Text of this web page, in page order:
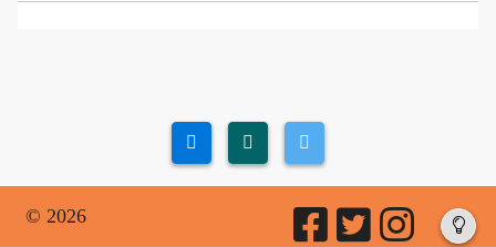
© 2026